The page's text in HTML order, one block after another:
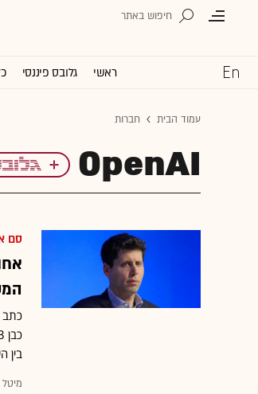
ראשי גלובס פיננסי
עמוד הבית חברות
OpenAI
סם
בין
מיטל